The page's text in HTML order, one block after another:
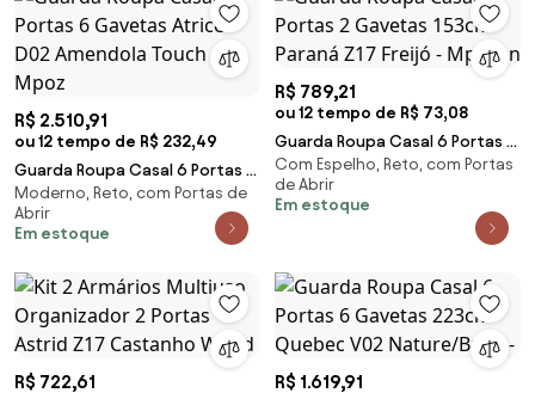
R$ 2.510,91
ou 12 tempo de R$ 232,49
Guarda Roupa Casal 6 Portas 6
Gavetas Atrice D02 Amendola
Touch - Mpoz
Moderno, Reto, com Portas de
Abrir
Em estoque
R$ 789,21
ou 12 tempo de R$ 73,08
Guarda Roupa Casal 6 Portas 2
Gavetas 153cm Paraná Z17 Freijó
- Mpozen
Com Espelho, Reto, com Portas
de Abrir
Em estoque
R$ 722,61 R$ 1.619,91